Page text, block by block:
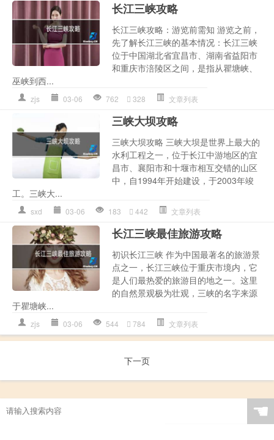
长江三峡攻略
长江三峡攻略：游览前需知 游览之前，
先了解长江三峡的基本情况：长江三峡
位于中国湖北省宜昌市、湖南省益阳市
和重庆市涪陵区之间，是指从瞿塘峡、
巫峡到西...
zjs 03-06 762 328 文章列表
三峡大坝攻略
三峡大坝攻略 三峡大坝是世界上最大的
水利工程之一，位于长江中游地区的宜
昌市、襄阳市和十堰市相互交错的山区
中，自1994年开始建设，于2003年竣
工。三峡大...
sxd 03-06 183 442 文章列表
长江三峡最佳旅游攻略
初识长江三峡 作为中国最著名的旅游景
点之一，长江三峡位于重庆市境内，它
是人们最热爱的旅游目的地之一。这里
的自然景观极为壮观，三峡的名字来源
于瞿塘峡...
zjs 03-06 544 784 文章列表
下一页
☚